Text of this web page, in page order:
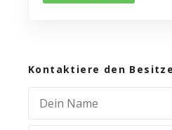
Kontaktiere den